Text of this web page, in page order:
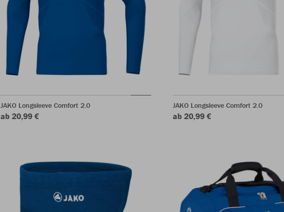
JAKO Longsleeve Comfort 2.0
ab 20,99 €
JAKO Longsleeve Comfort 2.0
ab 20,99 €